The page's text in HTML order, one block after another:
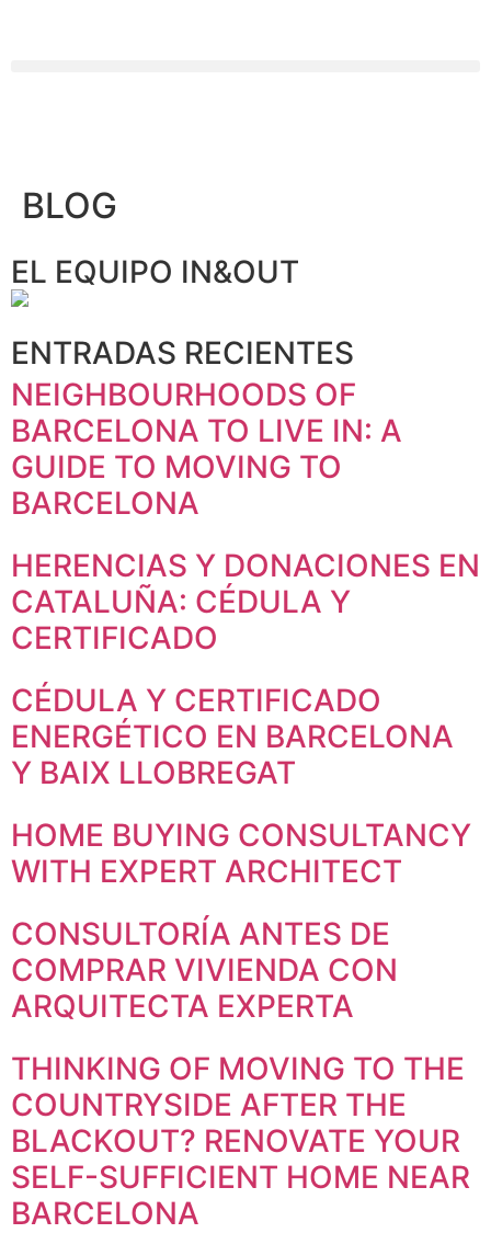
BLOG
EL EQUIPO IN&OUT
ENTRADAS RECIENTES
NEIGHBOURHOODS OF
BARCELONA TO LIVE IN: A
GUIDE TO MOVING TO
BARCELONA
HERENCIAS Y DONACIONES EN
CATALUÑA: CÉDULA Y
CERTIFICADO
CÉDULA Y CERTIFICADO
ENERGÉTICO EN BARCELONA
Y BAIX LLOBREGAT
HOME BUYING CONSULTANCY
WITH EXPERT ARCHITECT
CONSULTORÍA ANTES DE
COMPRAR VIVIENDA CON
ARQUITECTA EXPERTA
THINKING OF MOVING TO THE
COUNTRYSIDE AFTER THE
BLACKOUT? RENOVATE YOUR
SELF-SUFFICIENT HOME NEAR
BARCELONA
Necesarias
Estas
cookies no
son
Son
necesarias
para que
Estadísticas
Para que
mejorar la
funcionalidad
y estructura
de la web, en
base a cómo
se usa la
web.